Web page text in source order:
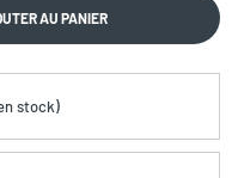
AU PANIER
stock)